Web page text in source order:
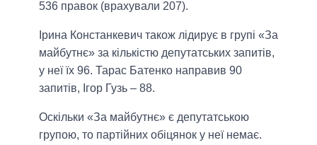
536 правок (врахували 207).
Ірина Констанкевич також лідирує в групі «За
майбутнє» за кількістю депутатських запитів,
у неї їх 96. Тарас Батенко направив 90
запитів, Ігор Гузь – 88.
Оскільки «За майбутнє» є депутатською
групою, то партійних обіцянок у неї немає.